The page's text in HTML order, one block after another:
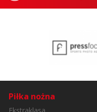
Piłka nożna